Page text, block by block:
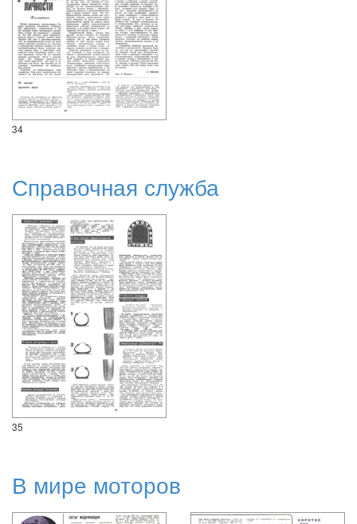
34
Справочная служба
35
В мире моторов